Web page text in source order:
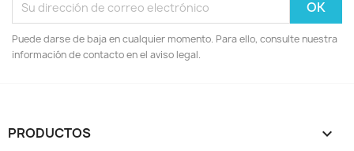
Puede darse de baja en cualquier momento. Para ello, consulte nuestra
información de contacto en el aviso legal.
PRODUCTOS 